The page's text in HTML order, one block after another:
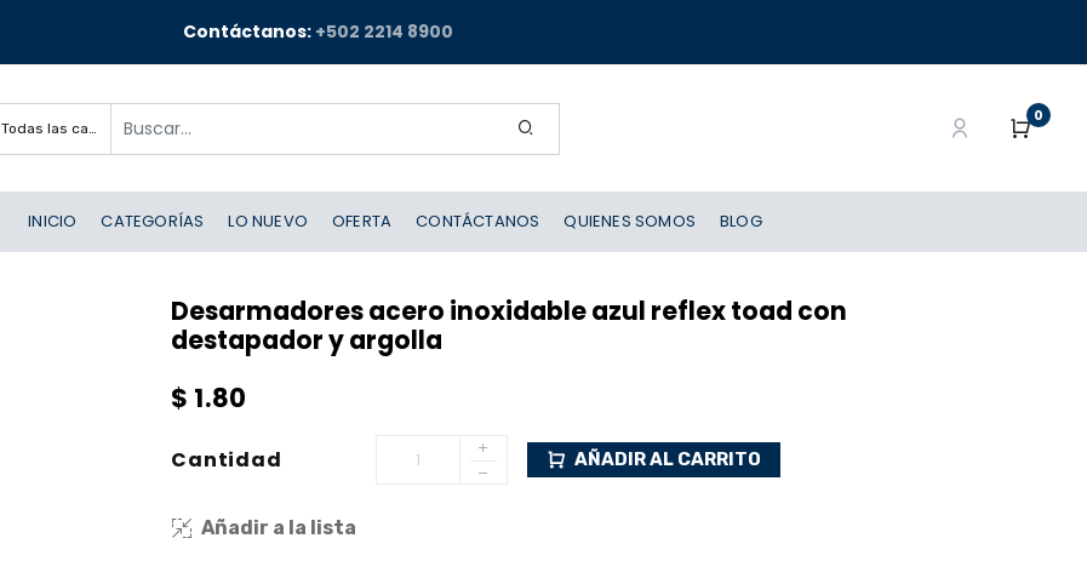
Contáctanos: +502 2214 8900
Todas las categorías
0
INICIO CATEGORÍAS LO NUEVO OFERTA CONTÁCTANOS QUIENES SOMOS BLOG
Desarmadores acero inoxidable azul reflex toad con
destapador y argolla
$ 1.80
Cantidad AÑADIR AL CARRITO
Añadir a la lista